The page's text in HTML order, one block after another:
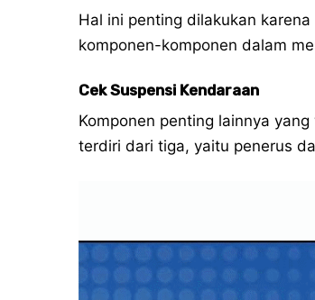
Hal ini penting dilakukan
komponen-komponen dalam
Cek Suspensi Kendaraan
Komponen penting lainnya
terdiri dari tiga, yaitu penerus